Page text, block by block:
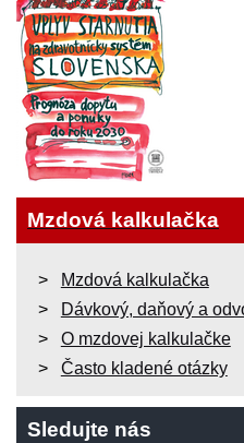
Mzdová kalkulačka
Mzdová kalkulačka
Dávkový, daňový a
O mzdovej kalkulačke
Často kladené otázky
Sledujte nás